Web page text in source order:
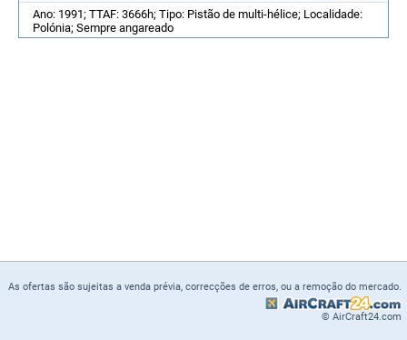
Ano: 1991; TTAF: 3666h; Tipo: Pistão de multi-hélice; Localidade:
Polónia; Sempre angareado
As ofertas são sujeitas a venda prévia, correcções de erros, ou a remoção do mercado.
© AirCraft24.com